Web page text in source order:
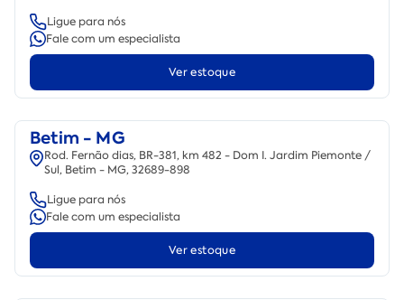
Ligue para nós
Fale com um especialista
Ver estoque
Betim - MG
Rod. Fernão dias, BR-381, km 482 - Dom I. Jardim Piemonte /
Sul, Betim - MG, 32689-898
Ligue para nós
Fale com um especialista
Ver estoque